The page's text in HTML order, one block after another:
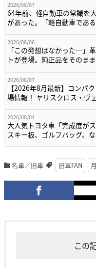
2026/08/07
64年前、軽自動車の常識を
があった。「軽自動車であ
2026/08/06
「この発想はなかった…」
トが登場。純正品をそのま
2026/08/07
【2026年8月最新】コンパ
場情報！ ヤリスクロス・ヴ
2026/08/04
大人気トヨタ車「完成度が
スキー板、ゴルフバッグ、
名車／旧車 旧車FAN
この